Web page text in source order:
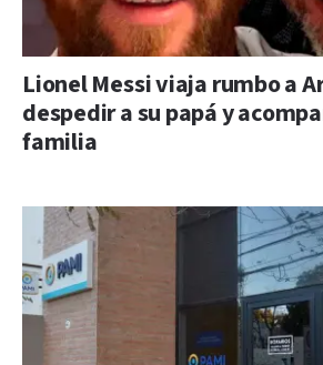
Lionel Messi viaja rumbo a
despedir a su papá y
familia